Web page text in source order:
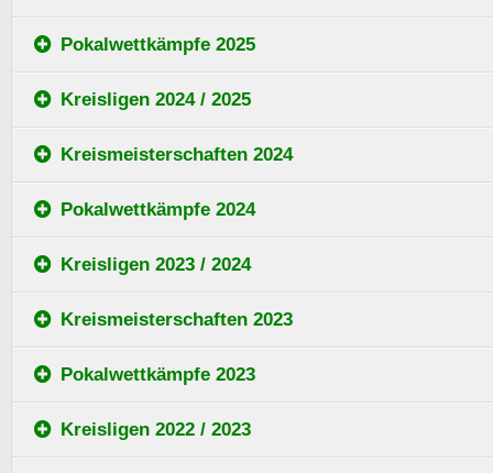
Pokalwettkämpfe 2025
Kreisligen 2024 / 2025
Kreismeisterschaften 2024
Pokalwettkämpfe 2024
Kreisligen 2023 / 2024
Kreismeisterschaften 2023
Pokalwettkämpfe 2023
Kreisligen 2022 / 2023